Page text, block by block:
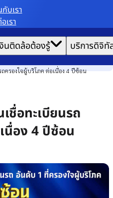
บเรา
เรา
นติดล้อต้องรู้ บริการดิจิทั
ครองใจผู้บริโภค ต่อเนื่อง 4 ปีซ้อน
ชื่อทะเบียนรถ
นื่อง 4 ปีซ้อน
บประสบการณ์การใช้งานเว็บไซต์ที่ดีที่สุดให้
ยอมรับคุกกี้ทั้งหมด